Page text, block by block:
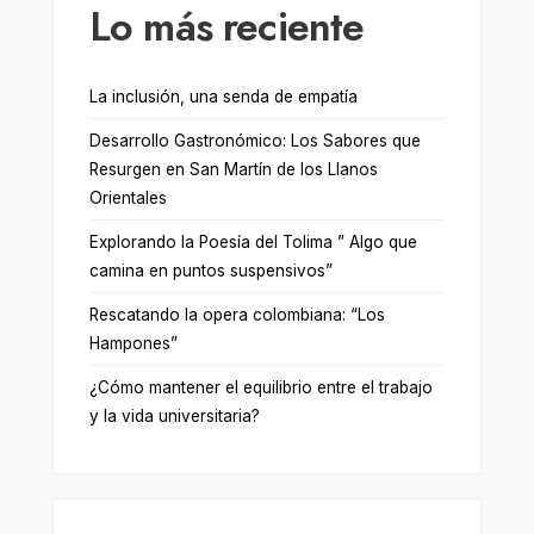
Lo más reciente
La inclusión, una senda de empatía
Desarrollo Gastronómico: Los Sabores que
Resurgen en San Martín de los Llanos
Orientales
Explorando la Poesía del Tolima ” Algo que
camina en puntos suspensivos”
Rescatando la opera colombiana: “Los
Hampones”
¿Cómo mantener el equilibrio entre el trabajo
y la vida universitaria?